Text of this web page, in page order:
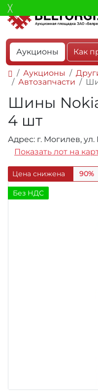
Аукционы Как
Аукционы
Автозапчасти
Шины
4 шт
Адрес: г. Могилев, ул.
Показать лот на
Цена снижена 90%
Без НДС